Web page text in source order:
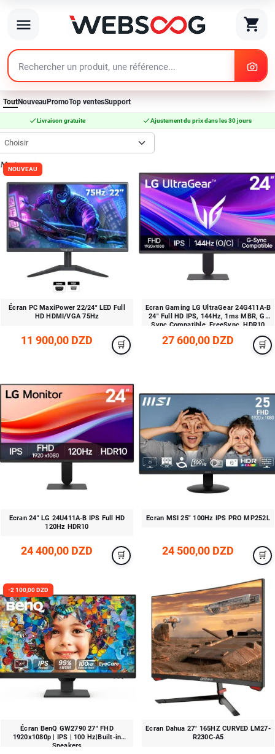
menu shopping_cart
search
ToutNouveau PromoTop ventesSupport
checkLivraison gratuite checkAjustement du prix dans les 30 jours
Choisir
NOUVEAU
Écran PC MaxiPower 22/24" LED Full
HD HDMI/VGA 75Hz
11 900,00 DZD
Ecran Gaming LG UltraGear 24G411A-B
24" Full HD IPS, 144Hz, 1ms MBR, G-
Sync Compatible, FreeSync, HDR10
27 600,00 DZD
Ecran 24" LG 24U411A-B IPS Full HD
120Hz HDR10
24 400,00 DZD
Ecran MSI 25" 100Hz IPS PRO MP252L
24 500,00 DZD
-2 100,00 DZD
Écran BenQ GW2790 27" FHD
1920x1080p | IPS | 100 Hz|Built-in
Speakers
Ecran Dahua 27" 165HZ CURVED LM27-
R230C-A5